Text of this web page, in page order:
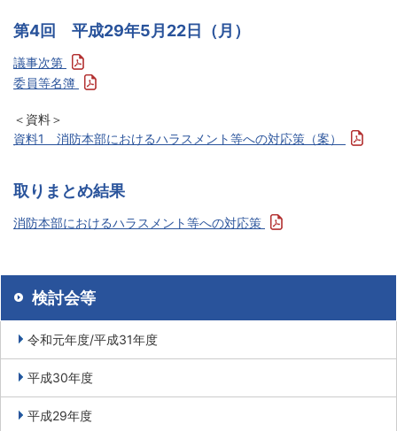
第4回 平成29年5月22日（月）
議事次第
委員等名簿
＜資料＞
資料1 消防本部におけるハラスメント等への対応策（案）
取りまとめ結果
消防本部におけるハラスメント等への対応策
検討会等
令和元年度/平成31年度
平成30年度
平成29年度